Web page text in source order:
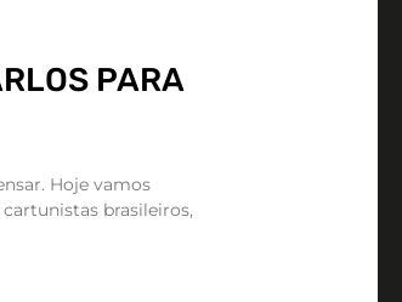
PARA
Hoje vamos
brasileiros,